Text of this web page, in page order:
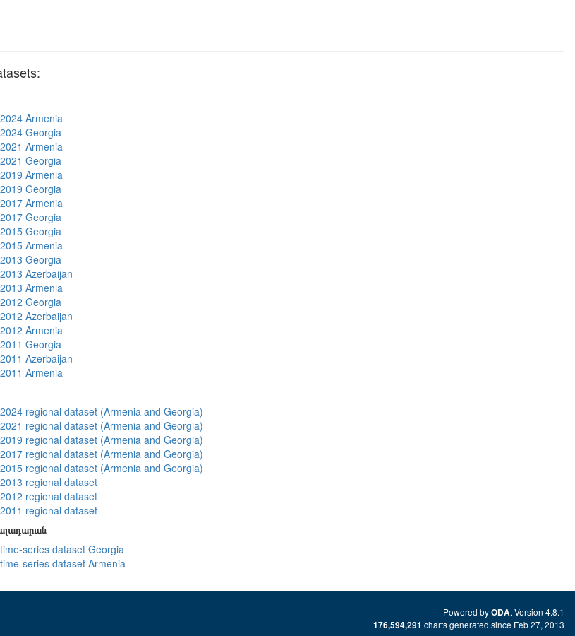
Armenia
Georgia
Armenia
Georgia
Armenia
Georgia
Armenia
Georgia
Georgia
Armenia
Georgia
Azerbaijan
Armenia
Georgia
Azerbaijan
Armenia
Georgia
Azerbaijan
Armenia
regional dataset (Armenia and Georgia)
regional dataset (Armenia and Georgia)
regional dataset (Armenia and Georgia)
regional dataset (Armenia and Georgia)
regional dataset (Armenia and Georgia)
regional dataset
regional dataset
regional dataset
series dataset Georgia
series dataset Armenia
Powered byODA. Version 4.8.1
176,594,291 charts generated since Feb 27, 2013